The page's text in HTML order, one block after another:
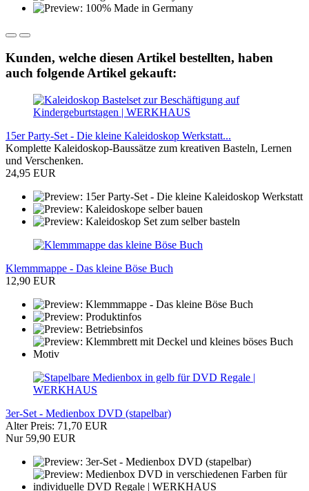
Kunden, welche diesen Artikel bestellten, haben
auch folgende Artikel gekauft:
15er Party-Set - Die kleine Kaleidoskop Werkstatt...
Komplette Kaleidoskop-Baussätze zum kreativen Basteln, Lernen
und Verschenken.
24,95 EUR
Klemmmappe - Das kleine Böse Buch
12,90 EUR
3er-Set - Medienbox DVD (stapelbar)
Alter Preis: 71,70 EUR
Nur 59,90 EUR